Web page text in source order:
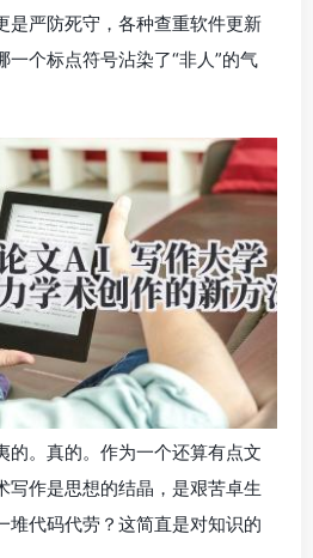
是严防死守，各种查重软件更新
一个标点符号沾染了“非人”的气
的。真的。作为一个还算有点文
写作是思想的结晶，是艰苦卓生
堆代码代劳？这简直是对知识的